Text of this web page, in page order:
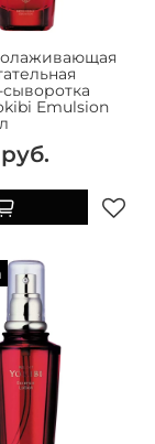
Emulsion